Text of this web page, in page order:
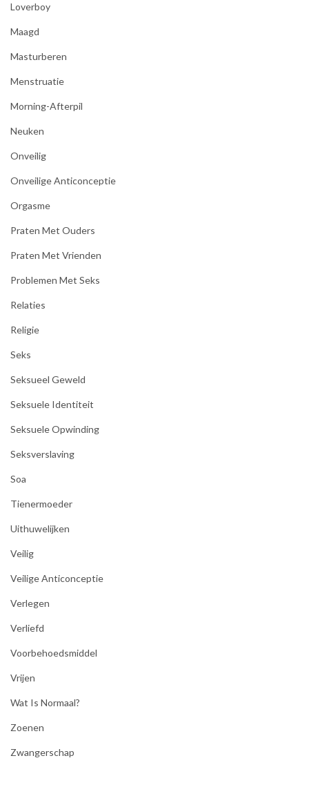
Loverboy
Maagd
Masturberen
Menstruatie
Morning-Afterpil
Neuken
Onveilig
Onveilige Anticonceptie
Orgasme
Praten Met Ouders
Praten Met Vrienden
Problemen Met Seks
Relaties
Religie
Seks
Seksueel Geweld
Seksuele Identiteit
Seksuele Opwinding
Seksverslaving
Soa
Tienermoeder
Uithuwelijken
Veilig
Veilige Anticonceptie
Verlegen
Verliefd
Voorbehoedsmiddel
Vrijen
Wat Is Normaal?
Zoenen
Zwangerschap